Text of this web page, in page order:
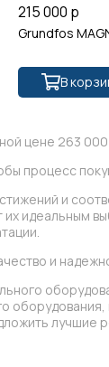
215 000 р
Grundfos
В
цене 263 000
процесс
и
идеальным
и
лучшие